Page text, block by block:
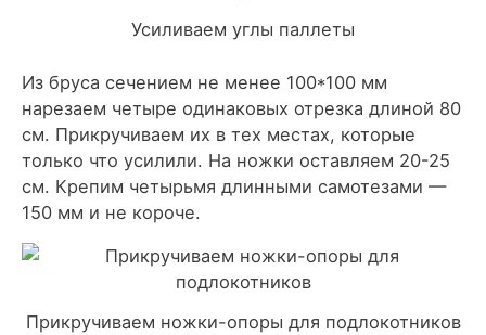
Усиливаем углы паллеты
Из бруса сечением не менее 100*100 мм
нарезаем четыре одинаковых отрезка длиной 80
см. Прикручиваем их в тех местах, которые
только что усилили. На ножки оставляем 20-25
см. Крепим четырьмя длинными самотезами —
150 мм и не короче.
Прикручиваем ножки-опоры для подлокотников